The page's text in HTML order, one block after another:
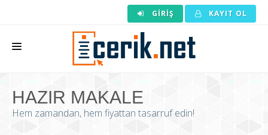
GIRIŞ KAYIT OL
MAKALE SIPARIŞI
HAZIR MAKALE
Hem zamandan, hem fiyattan tasarruf edin!